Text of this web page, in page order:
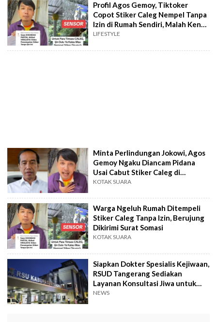
Profil Agos Gemoy, Tiktoker
Copot Stiker Caleg Nempel Tanpa
Izin di Rumah Sendiri, Malah Kena
Somasi
LIFESTYLE
Minta Perlindungan Jokowi, Agos
Gemoy Ngaku Diancam Pidana
Usai Cabut Stiker Caleg di
Rumahnya
KOTAK SUARA
Warga Ngeluh Rumah Ditempeli
Stiker Caleg Tanpa Izin, Berujung
Dikirimi Surat Somasi
KOTAK SUARA
Siapkan Dokter Spesialis Kejiwaan,
RSUD Tangerang Sediakan
Layanan Konsultasi Jiwa untuk
Caleg Gagal
NEWS